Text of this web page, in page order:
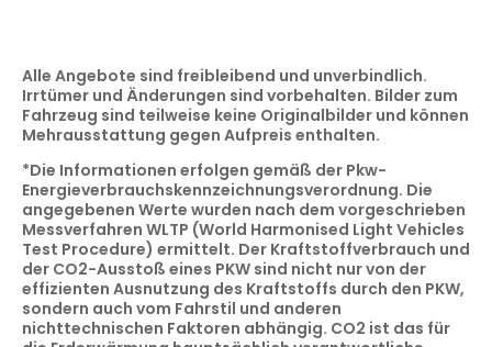
Alle Angebote sind freibleibend und unverbindlich.
Irrtümer und Änderungen sind vorbehalten. Bilder zum
Fahrzeug sind teilweise keine Originalbilder und können
Mehrausstattung gegen Aufpreis enthalten.
*Die Informationen erfolgen gemäß der Pkw-
Energieverbrauchskennzeichnungsverordnung. Die
angegebenen Werte wurden nach dem vorgeschrieben
Messverfahren WLTP (World Harmonised Light Vehicles
Test Procedure) ermittelt. Der Kraftstoffverbrauch und
der CO2-Ausstoß eines PKW sind nicht nur von der
effizienten Ausnutzung des Kraftstoffs durch den PKW,
sondern auch vom Fahrstil und anderen
nichttechnischen Faktoren abhängig. CO2 ist das für